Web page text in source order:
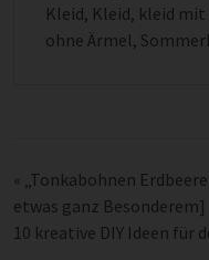
Kleid, Kleid, kleid mit
ohne Ärmel,
«
„Tonkabohnen
etwas ganz Besonderem]
10 kreative DIY Ideen für